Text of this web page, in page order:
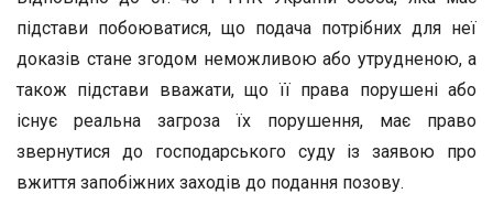
підстави побоюватися, що подача потрібних для неї
доказів стане згодом неможливою або утрудненою, а
також підстави вважати, що її права порушені або
існує реальна загроза їх порушення, має право
звернутися до господарського суду із заявою про
вжиття запобіжних заходів до подання позову.